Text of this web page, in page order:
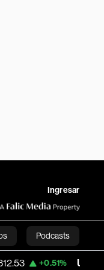
Ingresar
Podcasts
USD COP 3,159.39